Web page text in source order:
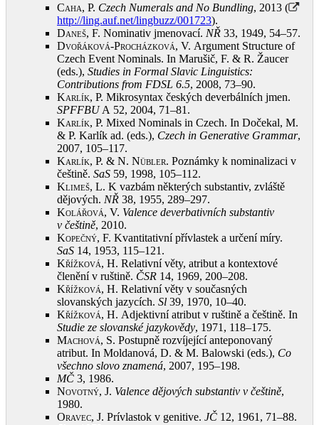
Caha, P. Czech Numerals and No Bundling, 2013 (
http://ling.auf.net/lingbuzz/001723).
Daneš, F. Nominativ jmenovací. NŘ 33, 1949, 54–57.
Dvořáková-Procházková, V. Argument Structure of
Czech Event Nominals. In Marušič, F. & R. Žaucer
(eds.), Studies in Formal Slavic Linguistics:
Contributions from FDSL 6.5, 2008, 73–90.
Karlík, P. Mikrosyntax českých deverbálních jmen.
SPFFBUA 52, 2004, 71–81 .
Karlík, P. Mixed Nominals in Czech. In Dočekal, M.
& P. Karlík ad. (eds.), Czech in Generative Grammar,
2007, 105–117.
Karlík, P. & N. Nübler. Poznámky k nominalizaci v
češtině. SaS 59, 1998, 105–112.
Klimeš, L. K vazbám některých substantiv, zvláště
dějových. NŘ 38, 1955, 289–297.
Kolářová, V. Valence deverbativních substantiv
v češtině, 2010.
Kopečný, F. Kvantitativní přívlastek a určení míry.
SaS 14, 1953, 115–121 .
Křížková, H. Relativní věty, atribut a kontextové
členění v ruštině. ČSR 14, 1969, 200–208.
Křížková, H. Relativní věty v současných
slovanských jazycích. Sl 39, 1970, 10–40.
Křížková, H. Adjektivní atribut v ruštině a češtině. In
Studie ze slovanské jazykovědy, 1971, 118–175.
Machová, S. Postupně rozvíjející anteponovaný
atribut. In Moldanová, D. & M. Balowski (eds.), Co
všechno slovo znamená, 2007, 195–198.
MČ 3, 1986.
Novotný, J. Valence dějových substantiv v češtině,
1980.
Oravec, J. Prívlastok v genitive. JČ 12, 1961, 71–88.